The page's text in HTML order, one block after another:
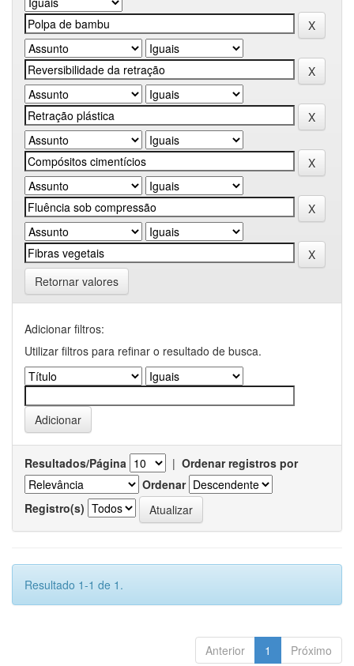
Retornar valores
Adicionar filtros:
Utilizar filtros para refinar o resultado de busca.
Resultados/Página | Ordenar registros por
Ordenar
Registro(s)
Resultado 1-1 de 1.
Anterior 1 Próximo